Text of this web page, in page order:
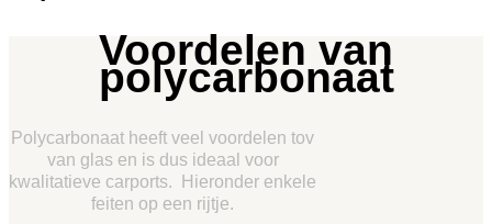
Voordelen van
polycarbonaat
Polycarbonaat heeft veel voordelen tov
van glas en is dus ideaal voor
kwalitatieve carports. Hieronder enkele
feiten op een rijtje.